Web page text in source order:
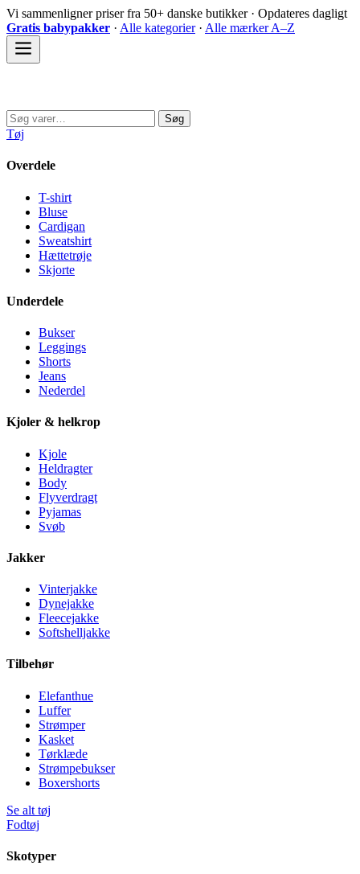
Spring
til
indhold
Vi sammenligner priser fra 50+ danske butikker · Opdateres dagligt
Gratis babypakker · Alle kategorier· Alle mærker A–Z
Søg
efter:
Søg
Tøj
Overdele
T-shirt
Bluse
Cardigan
Sweatshirt
Hættetrøje
Skjorte
Underdele
Bukser
Leggings
Shorts
Jeans
Nederdel
Kjoler & helkrop
Kjole
Heldragter
Body
Flyverdragt
Pyjamas
Svøb
Jakker
Vinterjakke
Dynejakke
Fleecejakke
Softshelljakke
Tilbehør
Elefanthue
Luffer
Strømper
Kasket
Tørklæde
Strømpebukser
Boxershorts
Se alt tøj
Fodtøj
Skotyper